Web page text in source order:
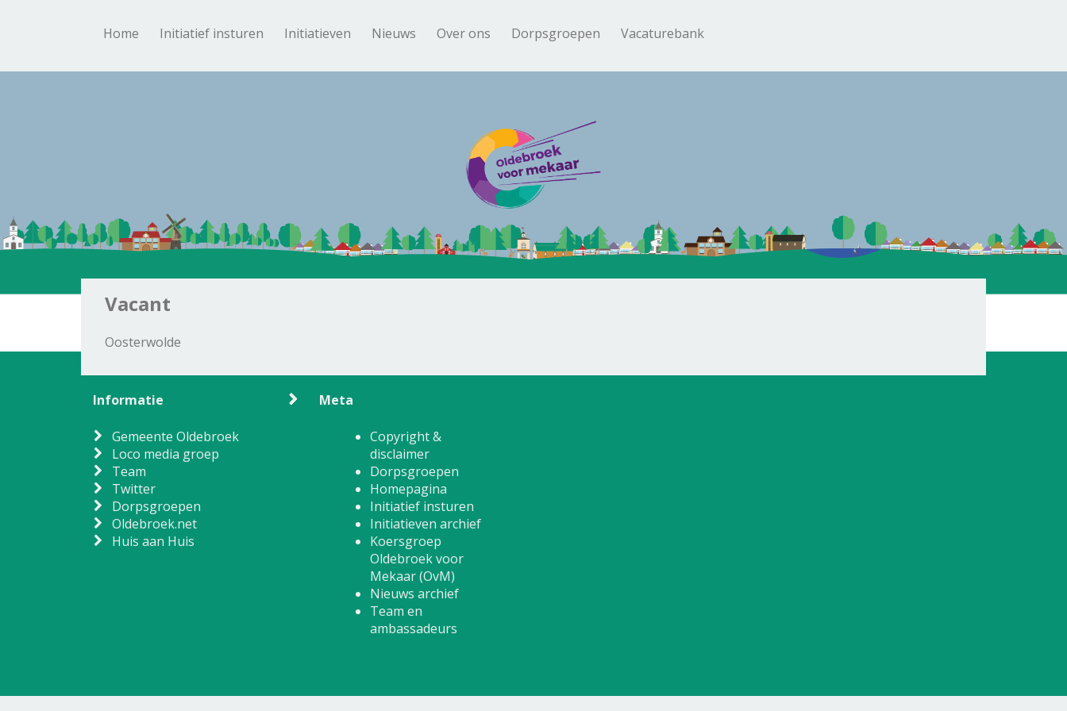
Home Initiatief insturen Initiatieven Nieuws Over ons Dorpsgroepen Vacaturebank
Vacant
Oosterwolde
Informatie
Gemeente Oldebroek
Loco media groep
Team
Twitter
Dorpsgroepen
Oldebroek.net
Huis aan Huis
Meta
Copyright &
disclaimer
Dorpsgroepen
Homepagina
Initiatief insturen
Initiatieven archief
Koersgroep
Oldebroek voor
Mekaar (OvM)
Nieuws archief
Team en
ambassadeurs